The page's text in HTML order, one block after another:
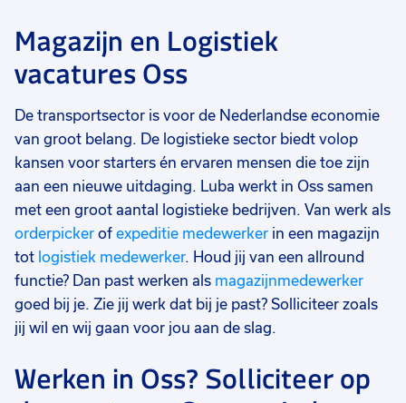
Magazijn en Logistiek
vacatures Oss
De transportsector is voor de Nederlandse economie
van groot belang. De logistieke sector biedt volop
kansen voor starters én ervaren mensen die toe zijn
aan een nieuwe uitdaging. Luba werkt in Oss samen
met een groot aantal logistieke bedrijven. Van werk als
orderpicker of expeditie medewerker in een magazijn
tot logistiek medewerker. Houd jij van een allround
functie? Dan past werken als magazijnmedewerker
goed bij je. Zie jij werk dat bij je past? Solliciteer zoals
jij wil en wij gaan voor jou aan de slag.
Werken in Oss? Solliciteer op